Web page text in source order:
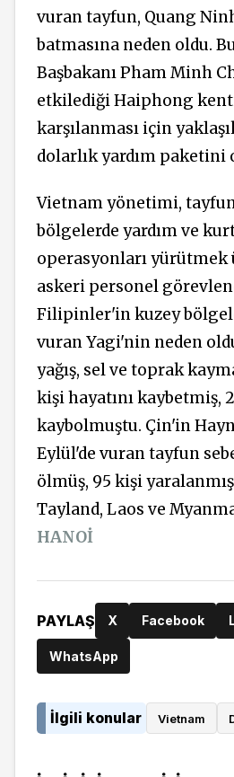
vuran tayfun, Quang
batmasına neden oldu.
Başbakanı Pham Minh
etkilediği Haiphong
karşılanması için
dolarlık yardım paketini
Vietnam yönetimi,
bölgelerde yardım ve
operasyonları yürütmek
askeri personel
Filipinler'in kuzey
vuran Yagi'nin neden
yağış, sel ve toprak
kişi hayatını kaybetmiş,
kaybolmuştu. Çin'in
Eylül'de vuran tayfun
ölmüş, 95 kişi
Tayland, Laos ve
HANOİ
PAYLAŞ X Facebook
WhatsApp
İlgili konular Vietnam